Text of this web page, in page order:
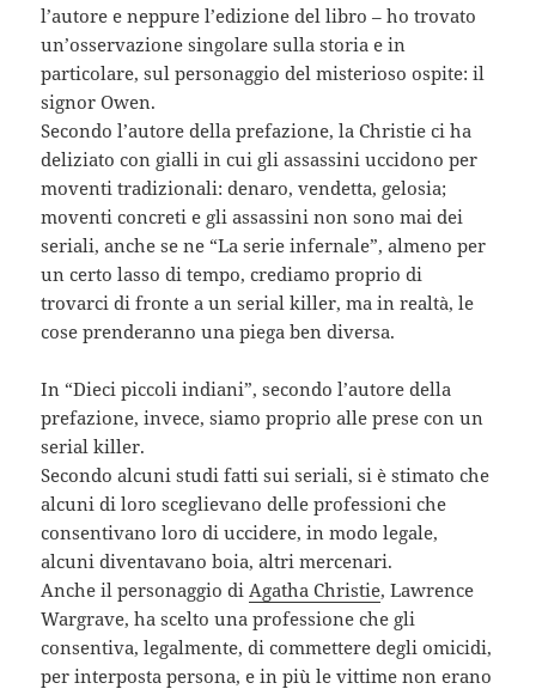
l’autore e neppure l’edizione del libro – ho trovato
un’osservazione singolare sulla storia e in
particolare, sul personaggio del misterioso ospite: il
signor Owen.
Secondo l’autore della prefazione, la Christie ci ha
deliziato con gialli in cui gli assassini uccidono per
moventi tradizionali: denaro, vendetta, gelosia;
moventi concreti e gli assassini non sono mai dei
seriali, anche se ne “La serie infernale”, almeno per
un certo lasso di tempo, crediamo proprio di
trovarci di fronte a un serial killer, ma in realtà, le
cose prenderanno una piega ben diversa.
In “Dieci piccoli indiani”, secondo l’autore della
prefazione, invece, siamo proprio alle prese con un
serial killer.
Secondo alcuni studi fatti sui seriali, si è stimato che
alcuni di loro sceglievano delle professioni che
consentivano loro di uccidere, in modo legale,
alcuni diventavano boia, altri mercenari.
Anche il personaggio di Agatha Christie, Lawrence
Wargrave, ha scelto una professione che gli
consentiva, legalmente, di commettere degli omicidi,
per interposta persona, e in più le vittime non erano